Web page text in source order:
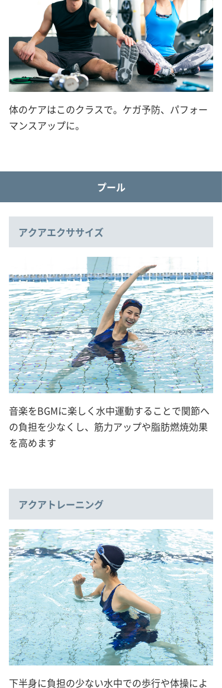
体のケアはこのクラスで。ケガ予防、パフォー
マンスアップに。
プール
アクアエクササイズ
音楽をBGMに楽しく水中運動することで関節へ
の負担を少なくし、筋力アップや脂肪燃焼効果
を高めます
アクアトレーニング
下半身に負担の少ない水中での歩行や体操によ